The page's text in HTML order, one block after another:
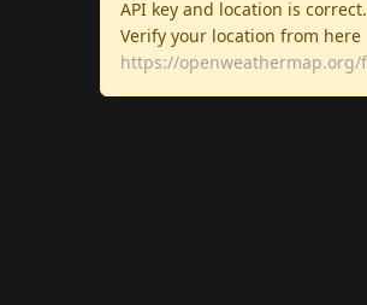
API key and location is correct.
Verify your location from here
https://openweathermap.org/